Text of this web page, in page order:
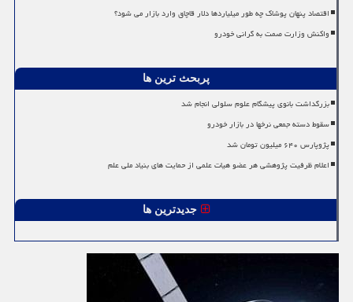
اقتصاد پنهان پوشاک چه طور میلیاردها دلار قاچاق وارد بازار می شود؟
واکنش وزارت صمت به گرانی خودرو
پربحث ترین ها
بزرگداشت بانوی پیشگام علوم سلولی انجام شد
سقوط دسته جمعی نرخها در بازار خودرو
پژوپارس ۶۴۰ میلیون تومان شد
اعلام ظرفیت پژوهشی هر عضو هیات علمی از حمایت های بنیاد ملی علم
جدیدترین ها